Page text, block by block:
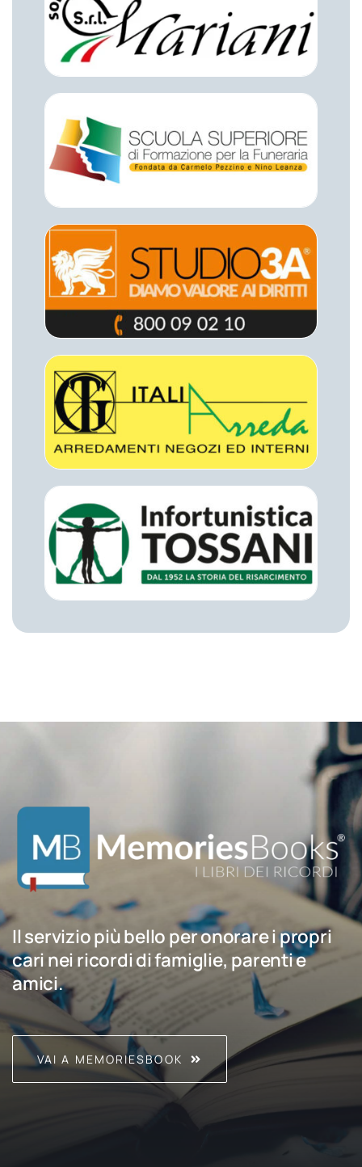
Il servizio più bello per onorare i propri
cari nei ricordi di famiglie, parenti e
amici.
VAI A MEMORIESBOOK